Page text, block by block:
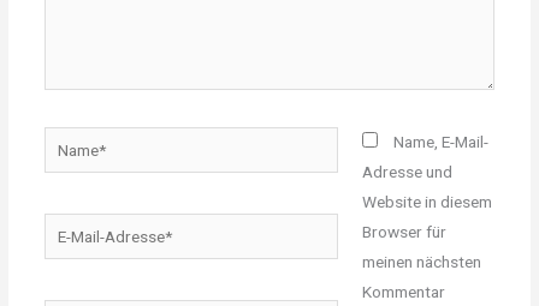
Mail-
Name, E-Mail-
Adresse und
Website in diesem
Browser für
meinen nächsten
Kommentar